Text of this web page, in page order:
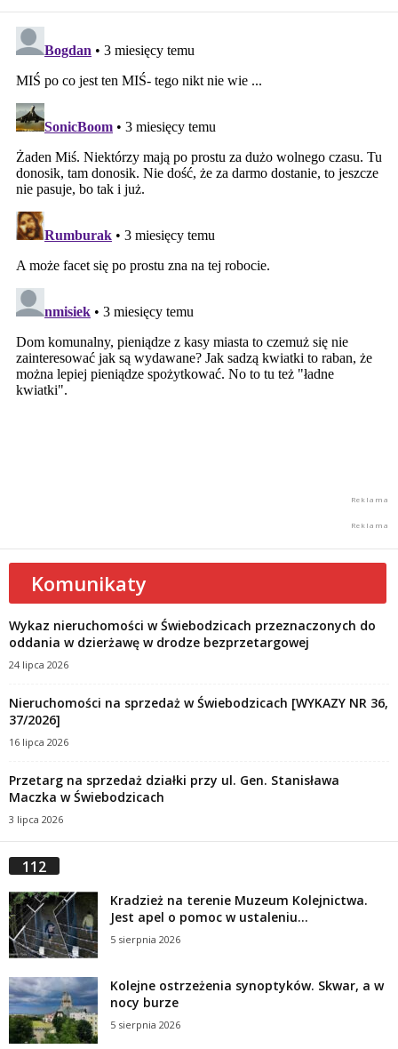
Komunikaty
Wykaz nieruchomości w Świebodzicach przeznaczonych do
oddania w dzierżawę w drodze bezprzetargowej
24 lipca 2026
Nieruchomości na sprzedaż w Świebodzicach [WYKAZY NR 36,
37/2026]
16 lipca 2026
Przetarg na sprzedaż działki przy ul. Gen. Stanisława
Maczka w Świebodzicach
3 lipca 2026
112
Kradzież na terenie Muzeum Kolejnictwa.
Jest apel o pomoc w ustaleniu...
5 sierpnia 2026
Kolejne ostrzeżenia synoptyków. Skwar, a w
nocy burze
5 sierpnia 2026